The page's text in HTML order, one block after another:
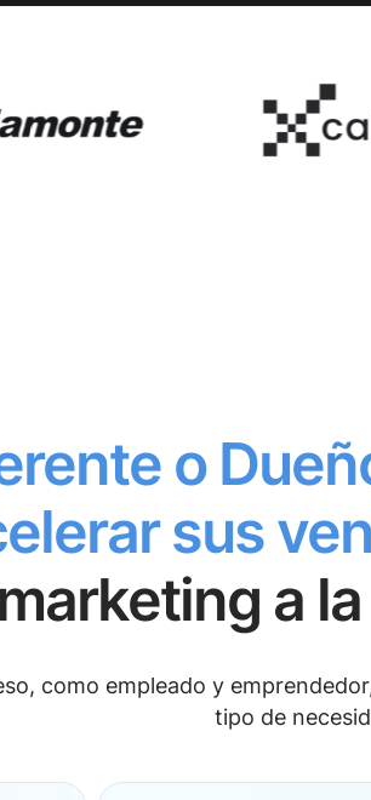
o
sus
marketing a
como empleado y
tipo de